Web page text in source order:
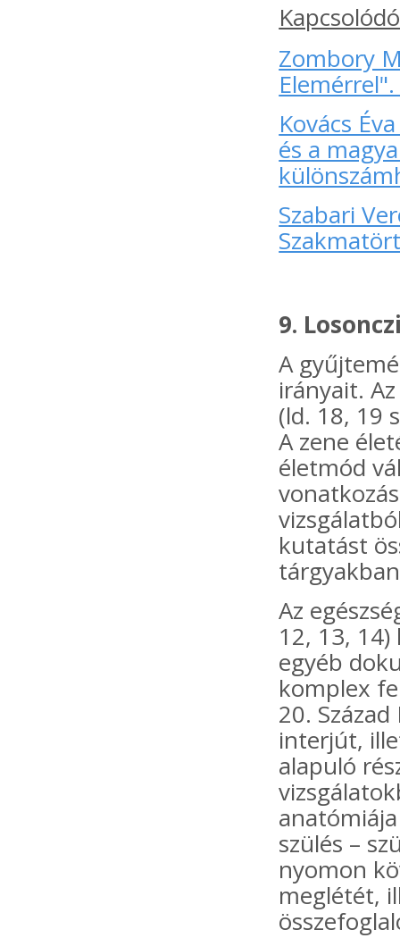
Zombory
Kovács
és a
Szabari
9.
A
irányait.
(ld. 18, 19
A zene
életmód
kutatást
Az
12, 13,
egyéb
komplex
20.
interjút,
alapuló
szülés –
nyomon
meglétét,